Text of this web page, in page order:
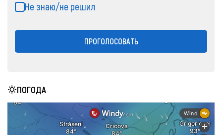
Не знаю/не решил
ПРОГОЛОСОВАТЬ
ПОГОДА